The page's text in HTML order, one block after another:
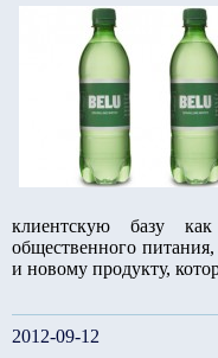
клиентскую базу
общественного
и новому продукту,
2012-09-12